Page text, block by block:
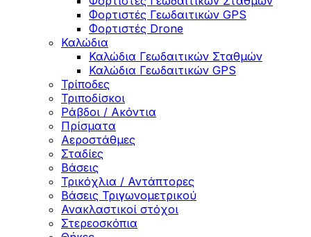
Φορτιστές Γεωδαιτικών GPS
Φορτιστές Drone
Καλώδια
Καλώδια Γεωδαιτικών Σταθμών
Καλώδια Γεωδαιτικών GPS
Τρίποδες
Τριποδίσκοι
Ράβδοι / Ακόντια
Πρίσματα
Αεροστάθμες
Σταδίες
Βάσεις
Τρικόχλια / Αντάπτορες
Βάσεις Τριγωνομετρικού
Ανακλαστικοί στόχοι
Στερεοσκόπια